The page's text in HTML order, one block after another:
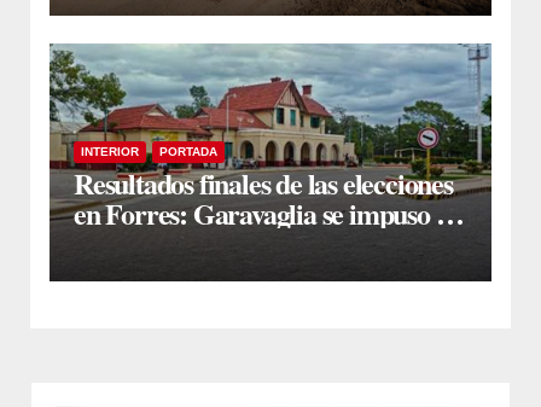
INTERIOR PORTADA
Resultados finales de las elecciones
en Forres: Garavaglia se impuso en
un ajustado escrutinio